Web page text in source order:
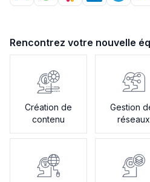
Rencontrez votre nouvelle
Création de
contenu
Gestion
réseaux
sociaux